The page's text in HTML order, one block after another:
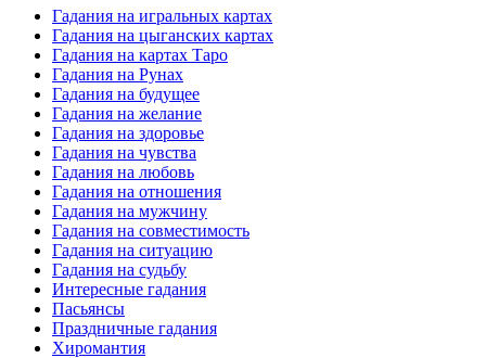
Гадания на игральных картах
Гадания на цыганских картах
Гадания на картах Таро
Гадания на Рунах
Гадания на будущее
Гадания на желание
Гадания на здоровье
Гадания на чувства
Гадания на любовь
Гадания на отношения
Гадания на мужчину
Гадания на совместимость
Гадания на ситуацию
Гадания на судьбу
Интересные гадания
Пасьянсы
Праздничные гадания
Хиромантия